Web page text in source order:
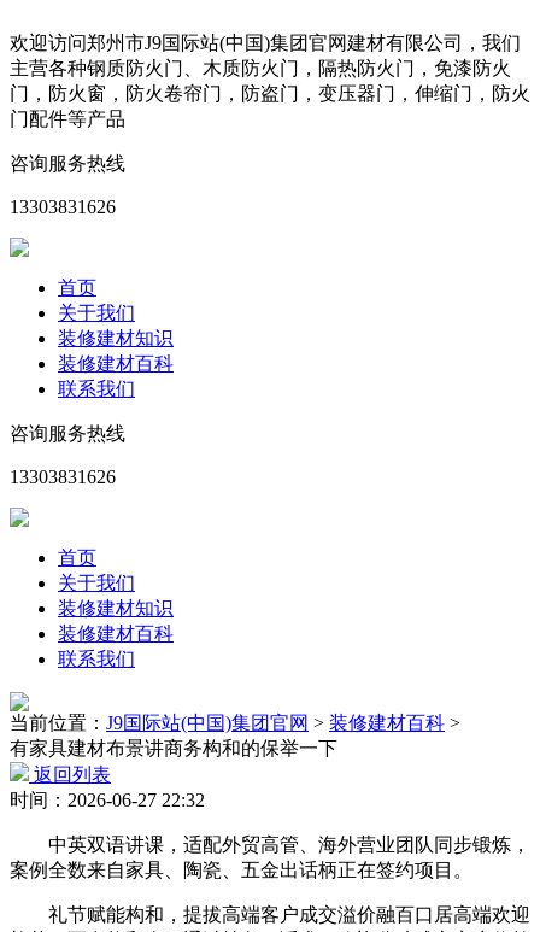
欢迎访问郑州市J9国际站(中国)集团官网建材有限公司，我们
主营各种钢质防火门、木质防火门，隔热防火门，免漆防火
门，防火窗，防火卷帘门，防盗门，变压器门，伸缩门，防火
门配件等产品
咨询服务热线
13303831626
首页
关于我们
装修建材知识
装修建材百科
联系我们
咨询服务热线
13303831626
首页
关于我们
装修建材知识
装修建材百科
联系我们
当前位置： J9国际站(中国)集团官网 > 装修建材百科 >
有家具建材布景讲商务构和的保举一下
返回列表
时间：2026-06-27 22:32
中英双语讲课，适配外贸高管、海外营业团队同步锻炼，
案例全数来自家具、陶瓷、五金出话柄正在签约项目。
礼节赋能构和，提拔高端客户成交溢价融百口居高端欢迎